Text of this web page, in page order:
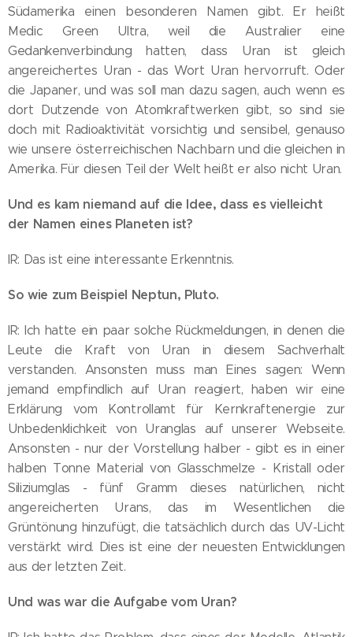
Südamerika einen besonderen Namen gibt. Er heißt
Medic Green Ultra, weil die Australier eine
Gedankenverbindung hatten, dass Uran ist gleich
angereichertes Uran - das Wort Uran hervorruft. Oder
die Japaner, und was soll man dazu sagen, auch wenn es
dort Dutzende von Atomkraftwerken gibt, so sind sie
doch mit Radioaktivität vorsichtig und sensibel, genauso
wie unsere österreichischen Nachbarn und die gleichen in
Amerika. Für diesen Teil der Welt heißt er also nicht Uran.
Und es kam niemand auf die Idee, dass es vielleicht
der Namen eines Planeten ist?
IR: Das ist eine interessante Erkenntnis.
So wie zum Beispiel Neptun, Pluto.
IR: Ich hatte ein paar solche Rückmeldungen, in denen die
Leute die Kraft von Uran in diesem Sachverhalt
verstanden. Ansonsten muss man Eines sagen: Wenn
jemand empfindlich auf Uran reagiert, haben wir eine
Erklärung vom Kontrollamt für Kernkraftenergie zur
Unbedenklichkeit von Uranglas auf unserer Webseite.
Ansonsten - nur der Vorstellung halber - gibt es in einer
halben Tonne Material von Glasschmelze - Kristall oder
Siliziumglas - fünf Gramm dieses natürlichen, nicht
angereicherten Urans, das im Wesentlichen die
Grüntönung hinzufügt, die tatsächlich durch das UV-Licht
verstärkt wird. Dies ist eine der neuesten Entwicklungen
aus der letzten Zeit.
Und was war die Aufgabe vom Uran?